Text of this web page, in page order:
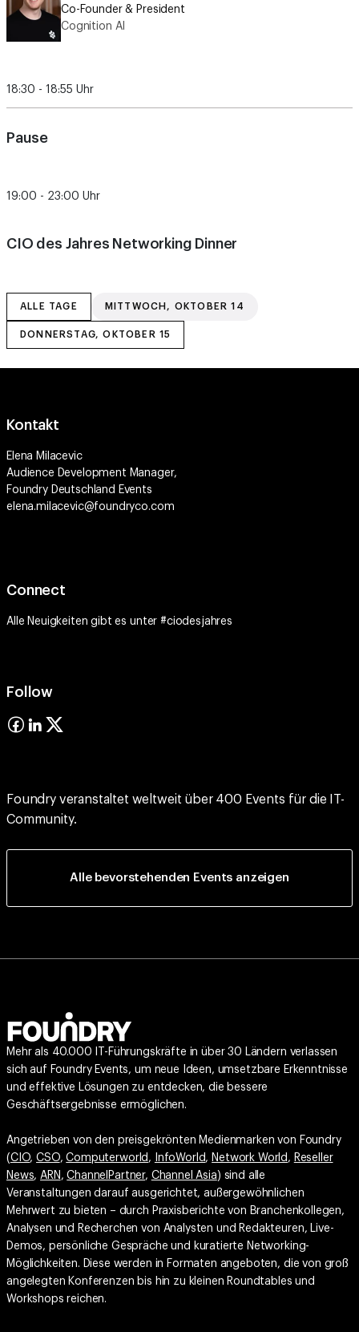
Co-Founder & President
Cognition AI
18:30 - 18:55 Uhr
Pause
19:00 - 23:00 Uhr
CIO des Jahres Networking Dinner
ALLE TAGE MITTWOCH, OKTOBER 14
DONNERSTAG, OKTOBER 15
Kontakt
Elena Milacevic
Audience Development Manager,
Foundry Deutschland Events
elena.milacevic@foundryco.com
Connect
Alle Neuigkeiten gibt es unter #ciodesjahres
Follow
Foundry veranstaltet weltweit über 400 Events für die IT-
Community.
Alle bevorstehenden Events anzeigen
Mehr als 40.000 IT-Führungskräfte in über 30 Ländern verlassen
sich auf Foundry Events, um neue Ideen, umsetzbare Erkenntnisse
und effektive Lösungen zu entdecken, die bessere
Geschäftsergebnisse ermöglichen.
Angetrieben von den preisgekrönten Medienmarken von Foundry
(CIO,CSO,Computerworld , InfoWorld, Network World , Reseller
News,ARN ,ChannelPartner, Channel Asia) sind alle
Veranstaltungen darauf ausgerichtet, außergewöhnlichen
Mehrwert zu bieten – durch Praxisberichte von Branchenkollegen,
Analysen und Recherchen von Analysten und Redakteuren, Live-
Demos, persönliche Gespräche und kuratierte Networking-
Möglichkeiten. Diese werden in Formaten angeboten, die von groß
angelegten Konferenzen bis hin zu kleinen Roundtables und
Workshops reichen.